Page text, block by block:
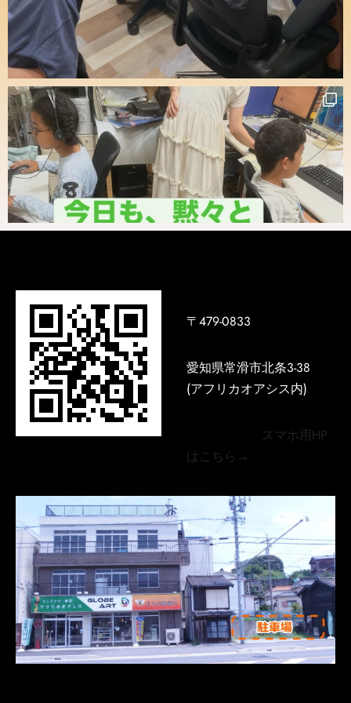
〒479-0833
愛知県常滑市北条3-38
(アフリカオアシス内)
スマホ用HP
はこちら→